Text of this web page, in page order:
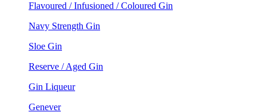
Flavoured / Infusioned / Coloured Gin
Navy Strength Gin
Sloe Gin
Reserve / Aged Gin
Gin Liqueur
Genever